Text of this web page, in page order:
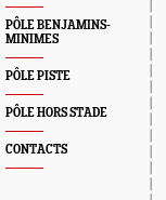
PÔLE BENJAMINS-
MINIMES
PÔLE PISTE
PÔLE HORS STADE
CONTACTS